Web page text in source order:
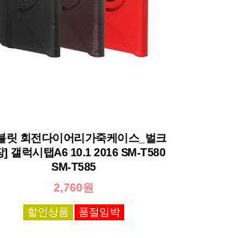
릿 회전다이어리가죽케이스_벌크
] 갤럭시탭A6 10.1 2016 SM-T580
SM-T585
2,760원
할인상품 품절임박